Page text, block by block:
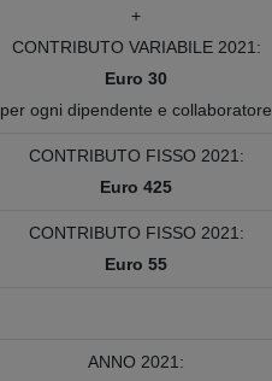
+
CONTRIBUTO VARIABILE 2021:
Euro 30
per ogni dipendente e collaboratore
CONTRIBUTO FISSO 2021:
Euro 425
CONTRIBUTO FISSO 2021:
Euro 55
ANNO 2021: